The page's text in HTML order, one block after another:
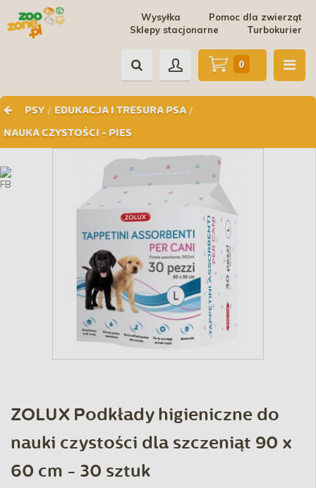
Pomoc dla zwierząt
Wysyłka
Turbokurier
Sklepy stacjonarne
PSY / EDUKACJA I TRESURA PSA /
NAUKA CZYSTOŚCI - PIES
0
ZOLUX Podkłady higieniczne do
nauki czystości dla szczeniąt 90 x
60 cm - 30 sztuk